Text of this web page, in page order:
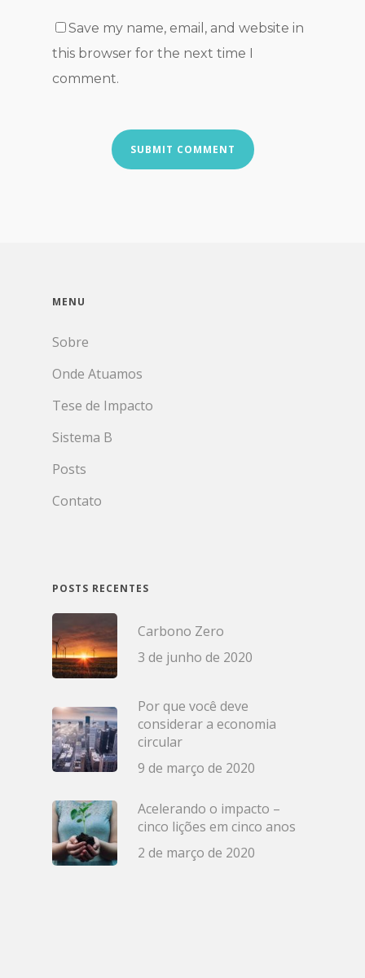
Save my name, email, and website in
this browser for the next time I
comment.
MENU
Sobre
Onde Atuamos
Tese de Impacto
Sistema B
Posts
Contato
POSTS RECENTES
Carbono Zero
3 de junho de 2020
Por que você deve
considerar a economia
circular
9 de março de 2020
Acelerando o impacto –
cinco lições em cinco anos
2 de março de 2020